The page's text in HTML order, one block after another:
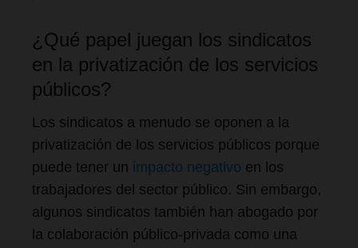
¿Qué papel juegan los sindicatos
en la privatización de los servicios
públicos?
Los sindicatos a menudo se oponen a la
privatización de los servicios públicos porque
puede tener un impacto negativo en los
trabajadores del sector público. Sin embargo,
algunos sindicatos también han abogado por
la colaboración público-privada como una